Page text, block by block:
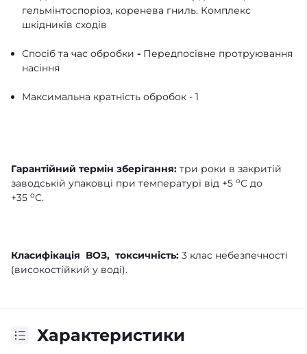
гельмінтоспоріоз, коренева гниль. Комплекс
шкідників сходів
Спосіб та час обробки - Передпосівне протруювання
насіння
Максимальна кратність обробок - 1
Гарантійний термін зберігання: три роки в закритій
заводській упаковці при температурі від +5 оС до
+35 оС.
Класифікація ВОЗ, токсичність: 3 клас небезпечності
(високостійкий у воді).
Характеристики